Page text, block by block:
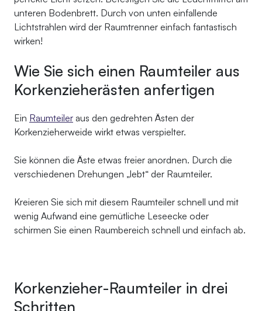
unteren Bodenbrett. Durch von unten einfallende
Lichtstrahlen wird der Raumtrenner einfach fantastisch
wirken!
Wie Sie sich einen Raumteiler aus
Korkenzieherästen anfertigen
Ein Raumteiler aus den gedrehten Ästen der
Korkenzieherweide wirkt etwas verspielter.
Sie können die Äste etwas freier anordnen. Durch die
verschiedenen Drehungen „lebt“ der Raumteiler.
Kreieren Sie sich mit diesem Raumteiler schnell und mit
wenig Aufwand eine gemütliche Leseecke oder
schirmen Sie einen Raumbereich schnell und einfach ab.
Korkenzieher-Raumteiler in drei
Schritten